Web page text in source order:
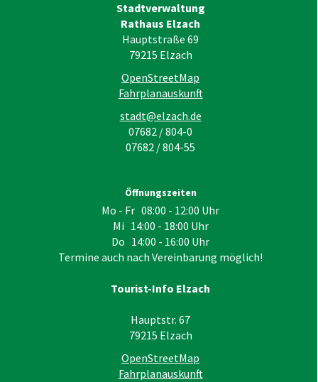
Stadtverwaltung
Rathaus Elzach
Hauptstraße 69
79215 Elzach
OpenStreetMap
Fahrplanauskunft
stadt@elzach.de
07682 / 804-0
07682 / 804-55
Öffnungszeiten
Mo - Fr 08:00 - 12:00 Uhr
Mi 14:00 - 18:00 Uhr
Do 14:00 - 16:00 Uhr
Termine auch nach Vereinbarung möglich!
Tourist-Info Elzach
Hauptstr. 67
79215 Elzach
OpenStreetMap
Fahrplanauskunft